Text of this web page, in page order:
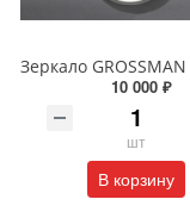
10 000 ₽
шт
В корзину